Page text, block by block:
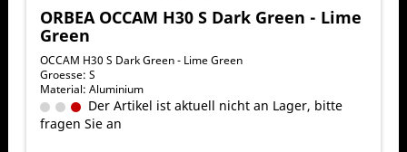
ORBEA OCCAM H30 S Dark Green - Lime
Green
OCCAM H30 S Dark Green - Lime Green
Groesse: S
Material: Aluminium
Der Artikel ist aktuell nicht an Lager, bitte
fragen Sie an